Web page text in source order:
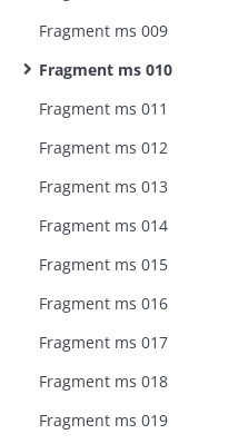
Fragment ms 009
Fragment ms 010
Fragment ms 011
Fragment ms 012
Fragment ms 013
Fragment ms 014
Fragment ms 015
Fragment ms 016
Fragment ms 017
Fragment ms 018
Fragment ms 019